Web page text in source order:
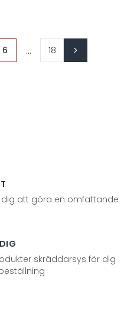
6 ... 18
dig att göra en omfattande
skräddarsys för dig